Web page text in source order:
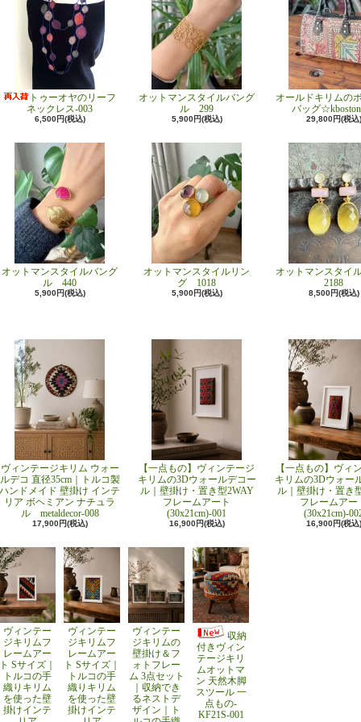
トゥーオヤのリーフ
ネックレス-003
6,500円(税込)
オットマンスタイルバング
ル 299
5,900円(税込)
オールドキリムの
バッグ
29,800円(税込)
オットマンスタイルバング
ル 440
5,900円(税込)
オットマンスタイルリン
グ 1018
5,900円(税込)
オットマンスタイ
2188
8,500円(税込)
ヴィンテージキリム ウォー
ルデコ 直径35cm｜トルコ製
ハンドメイド 壁掛け インテ
リア ボヘミアン ナチュラ
ル metaldecor-008
17,900円(税込)
【一点もの】ヴィンテージ
キリムの3Dウォールデコー
ル｜壁掛け・置き型2WAY
フレームアート
(30x21cm)-001
16,900円(税込)
【一点もの】ヴィ
キリムの3Dウォー
ル｜壁掛け・置き
フレームアー
(30x21cm)-
16,900円(税込)
ヴィンテー
ジキリムフ
レームアー
ト Sサイズ｜
トルコの手
織りキリム
を使った壁
掛けインテ
ヴィンテー
ジキリムフ
レームアー
ト Sサイズ｜
トルコの手
織りキリム
を使った壁
掛けインテ
ヴィンテー
ジキリムの
壁掛け＆フ
ォトフレー
ム 3点セット
｜収納でき
るネストデ
ザイン｜ト
収納
付きヴィン
テージキリ
ムオットマ
ン 天然木脚
スツール 一
点もの-
KF21S-001